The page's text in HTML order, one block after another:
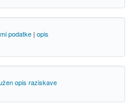
podatke |opis
opis raziskave